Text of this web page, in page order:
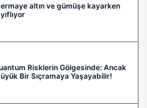
altın ve gümüşe kayarken
Risklerin Gölgesinde: Ancak
Bir Sıçramaya Yaşayabilir!